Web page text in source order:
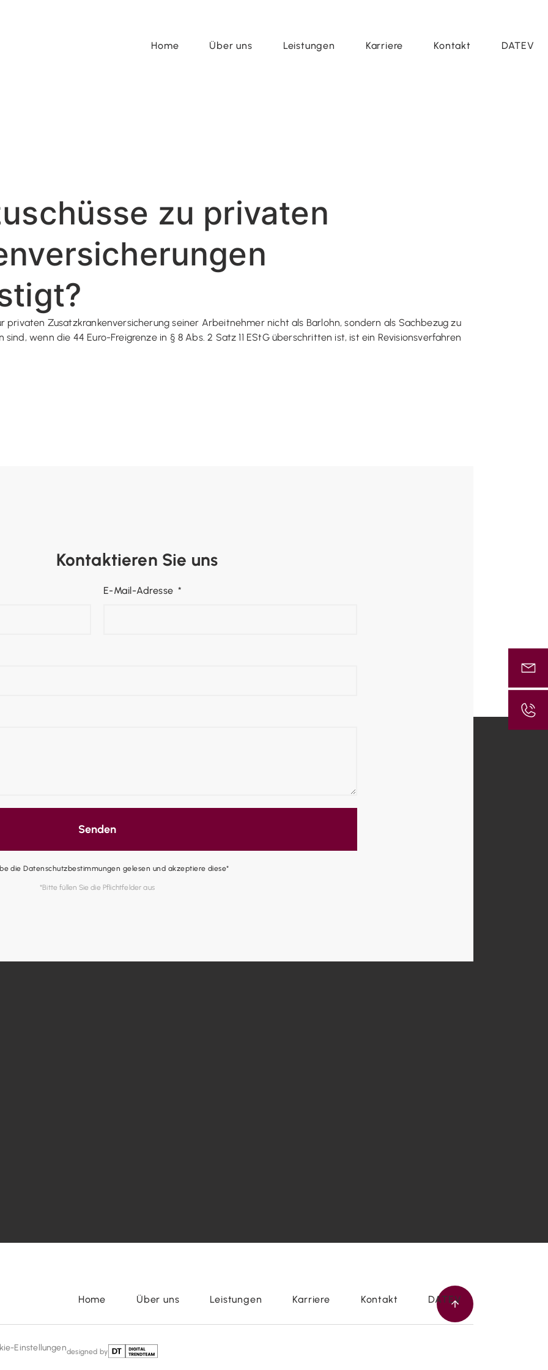
Home Über uns Leistungen Karriere Kontakt DATEV
zu privaten
privaten Zusatzkrankenversicherung seiner Arbeitnehmer nicht als Barlohn, sondern als Sachbezug zu
wenn die 44 Euro-Freigrenze in § 8 Abs. 2 Satz 11 EStG überschritten ist, ist ein Revisionsverfahren
Kontaktieren Sie uns
E-Mail-Adresse
die Datenschutzbestimmungen gelesen und akzeptiere diese*
*Bitte füllen Sie die Pflichtfelder aus
Senden
Home Über uns Leistungen Karriere Kontakt DATEV
Einstellungendesigned by